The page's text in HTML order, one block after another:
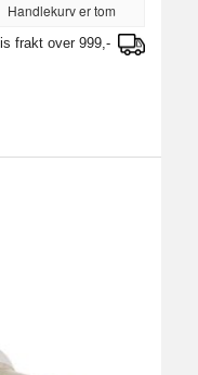
Handlekurv er tom
frakt over 999,-